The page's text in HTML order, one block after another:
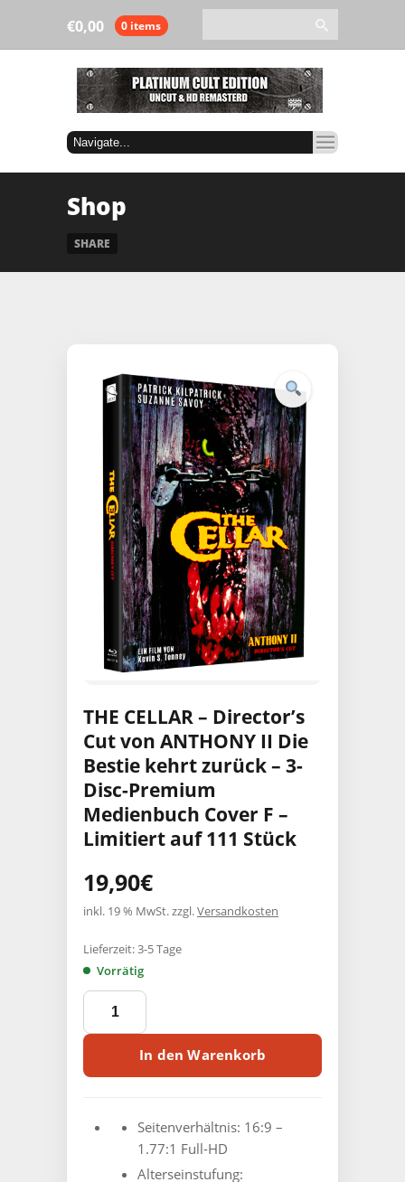
0,00
€ 0 items
Shop
SHARE
THE CELLAR – Director’s
Cut von ANTHONY II Die
Bestie kehrt zurück – 3-
Disc-Premium
Medienbuch Cover F –
Limitiert auf 111 Stück
19,90€
inkl. 19 % MwSt.zzgl.Versandkosten
Seitenverhältnis: ‎ 16:9 –
1.77:1 Full-HD
Alterseinstufung:
Lieferzeit:3-5 Tage
Vorrätig
THE
CELLAR
-
Cut
In den Warenkorb